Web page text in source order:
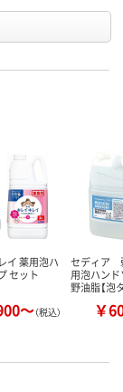
イ 薬用泡ハ
セット
～（税込）
セディア
用泡ハン
野油脂【泡
￥